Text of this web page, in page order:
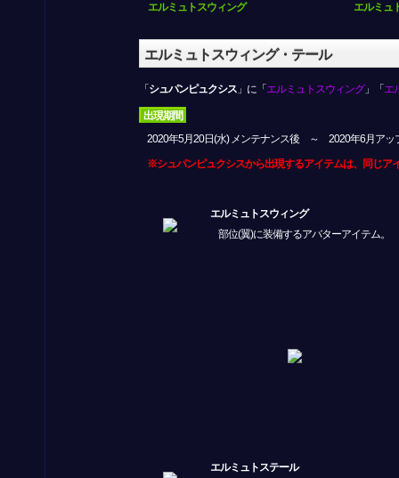
エルミュトスウィング エルミュ
エルミュトスウィング・テール
「 シュパンピュクシス 」に「 エルミュトスウィング」「 エ
出現期間
2020年5月20日(水) メンテナンス後 ～ 2020年6月アッ
※シュパンピュクシスから出現するアイテムは、同じア
エルミュトスウィング
部位(翼)に装備するアバターアイテム。
エルミュトステール